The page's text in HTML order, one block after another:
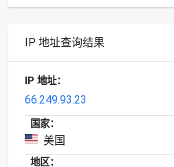
IP 地址查询结果
IP 地址：
66.249.93.23
国家：
美国
地区：